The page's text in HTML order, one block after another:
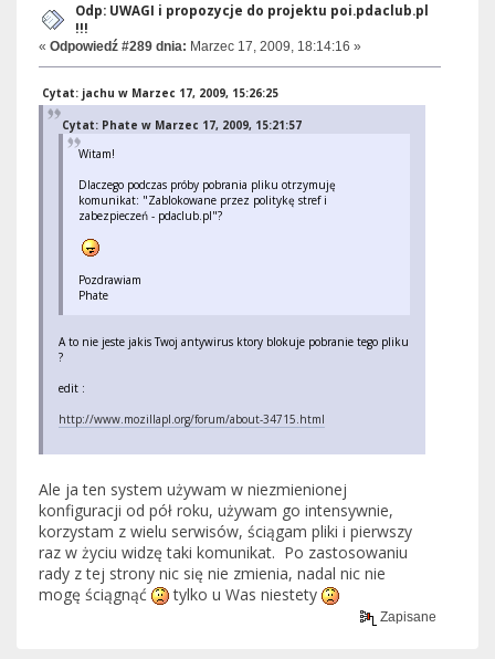
Odp: UWAGI i propozycje do projektu poi.pdaclub.pl
!!!
« Odpowiedź #289 dnia: Marzec 17, 2009, 18:14:16 »
Cytat: jachu w Marzec 17, 2009, 15:26:25
Cytat: Phate w Marzec 17, 2009, 15:21:57
Witam!
Dlaczego podczas próby pobrania pliku otrzymuję
komunikat: "Zablokowane przez politykę stref i
zabezpieczeń - pdaclub.pl"?
Pozdrawiam
Phate
A to nie jeste jakis Twoj antywirus ktory blokuje pobranie tego pliku
?
edit :
http://www.mozillapl.org/forum/about-34715.html
Ale ja ten system używam w niezmienionej
konfiguracji od pół roku, używam go intensywnie,
korzystam z wielu serwisów, ściągam pliki i pierwszy
raz w życiu widzę taki komunikat. Po zastosowaniu
rady z tej strony nic się nie zmienia, nadal nic nie
mogę ściągnąć
tylko u Was niestety
Zapisane